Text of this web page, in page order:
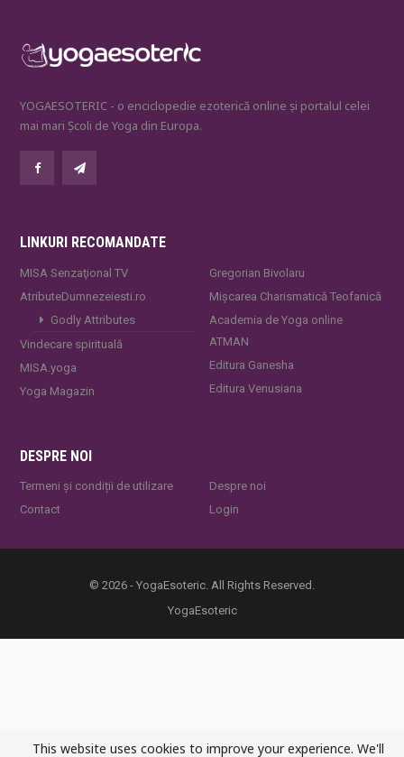
YOGAESOTERIC - o enciclopedie ezoterică online și portalul celei
mai mari Școli de Yoga din Europa.
LINKURI RECOMANDATE
MISA Senzaţional TV
AtributeDumnezeiesti.ro
Godly Attributes
Vindecare spirituală
MISA.yoga
Yoga Magazin
Gregorian Bivolaru
Mișcarea Charismatică Teofanică
Academia de Yoga online
ATMAN
Editura Ganesha
Editura Venusiana
DESPRE NOI
Termeni și condiții de utilizare
Contact
Despre noi
Login
© 2026 - YogaEsoteric. All Rights Reserved.
YogaEsoteric
This website uses cookies to improve your experience. We'll